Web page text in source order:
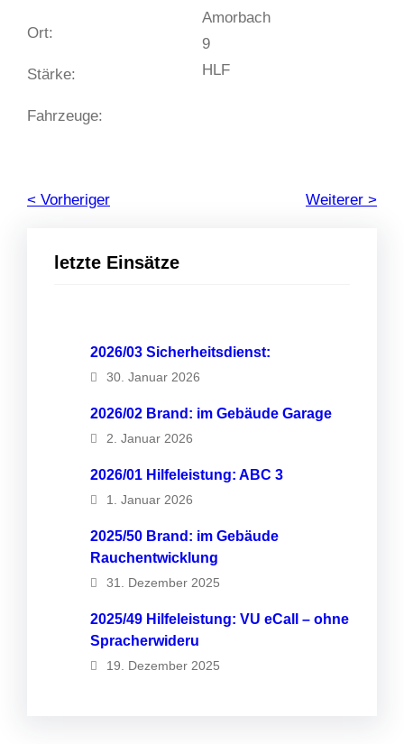
letzte Einsätze
2026/03 Sicherheitsdienst:
30. Januar 2026
2026/02 Brand: im Gebäude Garage
2. Januar 2026
2026/01 Hilfeleistung: ABC 3
1. Januar 2026
2025/50 Brand: im Gebäude
Rauchentwicklung
31. Dezember 2025
2025/49 Hilfeleistung: VU eCall – ohne
Spracherwideru
19. Dezember 2025
Ort:
Stärke:
Fahrzeuge:
Amorbach
9
HLF
< Vorheriger Weiterer >